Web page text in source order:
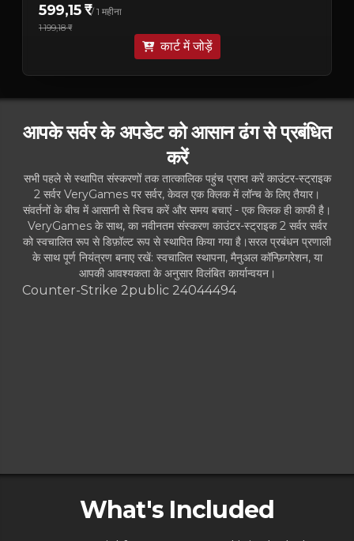
599,15 ₹/ 1 महीना
1 199,18 ₹
कार्ट में जोड़ें
आपके सर्वर के अपडेट को आसान ढंग से प्रबंधित
करें
सभी पहले से स्थापित संस्करणों तक तात्कालिक पहुंच प्राप्त करें काउंटर-स्ट्राइक
2 सर्वर VeryGames पर सर्वर, केवल एक क्लिक में लॉन्च के लिए तैयार।
संवर्तनों के बीच में आसानी से स्विच करें और समय बचाएं - एक क्लिक ही काफी है।
VeryGames के साथ, का नवीनतम संस्करण काउंटर-स्ट्राइक 2 सर्वर सर्वर
को स्वचालित रूप से डिफ़ॉल्ट रूप से स्थापित किया गया है।सरल प्रबंधन प्रणाली
के साथ पूर्ण नियंत्रण बनाए रखें: स्वचालित स्थापना, मैनुअल कॉन्फ़िगरेशन, या
आपकी आवश्यकता के अनुसार विलंबित कार्यान्वयन।
Counter-Strike 2public 24044494
What's Included